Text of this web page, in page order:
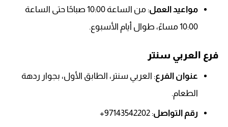
مواعيد العمل
: من الساعة 10:00 صباحًا حتى الساعة
10:00 مساءً، طوال أيام الأسبوع.
فرع العربي سنتر
عنوان الفرع: العربي سنتر، الطابق الأول، بجوار ردهة
الطعام.
رقم التواصل: 97143542202+